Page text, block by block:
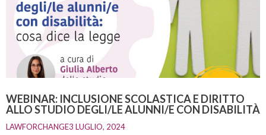
WEBINAR: INCLUSIONE SCOLASTICA E DIRITTO
ALLO STUDIO DEGLI/LE ALUNNI/E CON DISABILITÀ
LAWFORCHANGE3 LUGLIO, 2024